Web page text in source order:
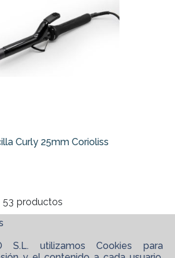
Curly 25mm Corioliss
53 productos
S.L. utilizamos Cookies para